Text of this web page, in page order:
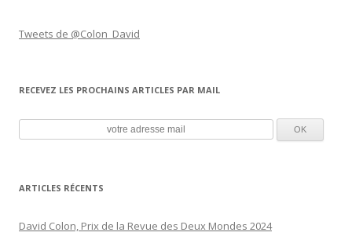
Tweets de @Colon_David
RECEVEZ LES PROCHAINS ARTICLES PAR MAIL
ARTICLES RÉCENTS
David Colon, Prix de la Revue des Deux Mondes 2024